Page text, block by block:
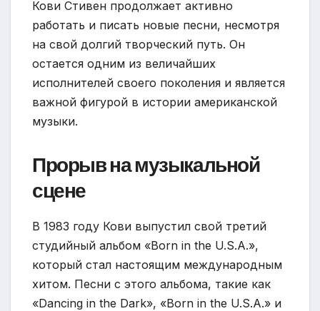
Кови Стивен продолжает активно
работать и писать новые песни, несмотря
на свой долгий творческий путь. Он
остается одним из величайших
исполнителей своего поколения и является
важной фигурой в истории американской
музыки.
Прорыв на музыкальной
сцене
В 1983 году Кови выпустил свой третий
студийный альбом «Born in the U.S.A.»,
который стал настоящим международным
хитом. Песни с этого альбома, такие как
«Dancing in the Dark», «Born in the U.S.A.» и